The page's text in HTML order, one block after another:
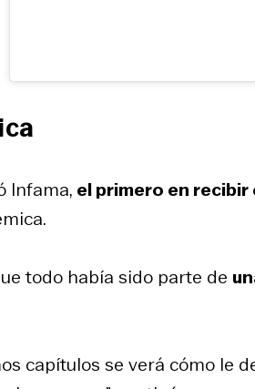
Infama, el primero en
todo había sido parte de
capítulos se verá cómo le